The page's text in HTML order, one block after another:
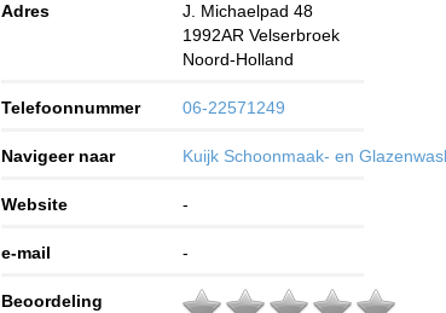
Adres
J. Michaelpad 48
1992AR Velserbroek
Noord-Holland
Telefoonnummer 06-22571249
Navigeer naar Kuijk Schoonmaak- en
Website -
e-mail -
Beoordeling